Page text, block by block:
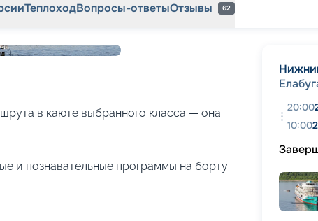
ТеплоходВопросы-ответыОтзывы 62
в каюте выбранного класса — она
и познавательные программы на борту
20:00
10:00